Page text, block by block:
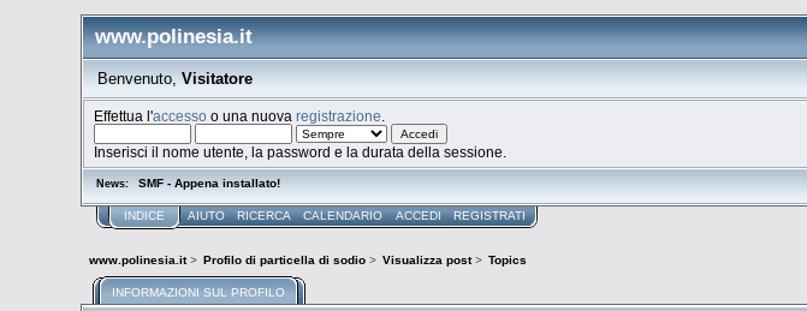
www.polinesia.it
Benvenuto, Visitatore
Effettua l'accesso o una nuovaregistrazione
Inserisci il nome utente, la password e la durata della sessione.
News: SMF - Appena installato!
INDICE AIUTO RICERCA CALENDARIO ACCEDI REGISTRATI
www.polinesia.it> Profilo di particella di sodio> Visualizza post> Topics
INFORMAZIONI SUL PROFILO